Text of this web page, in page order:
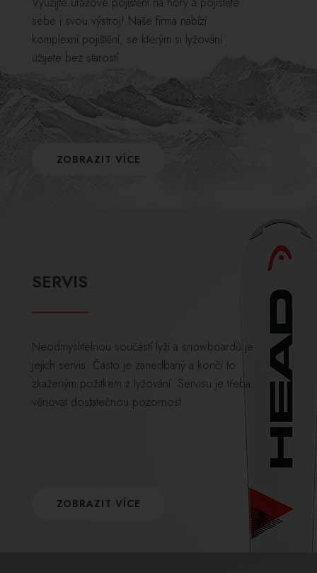
sebe i svou výstroj! Naše firma nabízí
komplexní pojištění, se kterým si lyžování
užijete bez starostí.
ZOBRAZIT VÍCE
SERVIS
Neodmyslitelnou součástí lyží a snowboardů je
jejich servis. Často je zanedbaný a končí to
zkaženým požitkem z lyžování. Servisu je třeba
věnovat dostatečnou pozornost.
ZOBRAZIT VÍCE